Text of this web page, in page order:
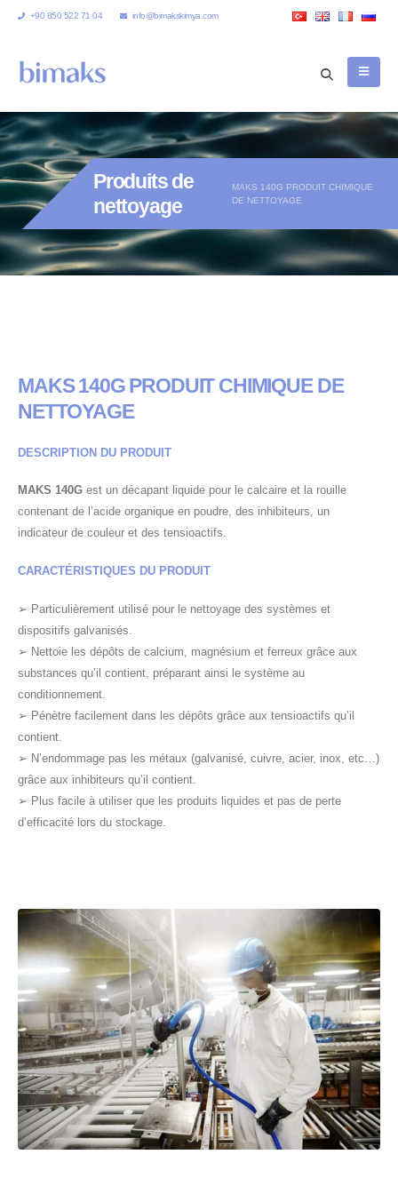
+90 850 522 71 04 info@bimakskimya.com
Produits de
nettoyage
MAKS 140G PRODUIT CHIMIQUE
DE NETTOYAGE
MAKS 140G PRODUIT CHIMIQUE DE
NETTOYAGE
DESCRIPTION DU PRODUIT
MAKS 140G est un décapant liquide pour le calcaire et la rouille
contenant de l’acide organique en poudre, des inhibiteurs, un
indicateur de couleur et des tensioactifs.
CARACTÉRISTIQUES DU PRODUIT
➢ Particulièrement utilisé pour le nettoyage des systèmes et
dispositifs galvanisés.
➢ Nettoie les dépôts de calcium, magnésium et ferreux grâce aux
substances qu’il contient, préparant ainsi le système au
conditionnement.
➢ Pénètre facilement dans les dépôts grâce aux tensioactifs qu’il
contient.
➢ N’endommage pas les métaux (galvanisé, cuivre, acier, inox, etc…)
grâce aux inhibiteurs qu’il contient.
➢ Plus facile à utiliser que les produits liquides et pas de perte
d’efficacité lors du stockage.